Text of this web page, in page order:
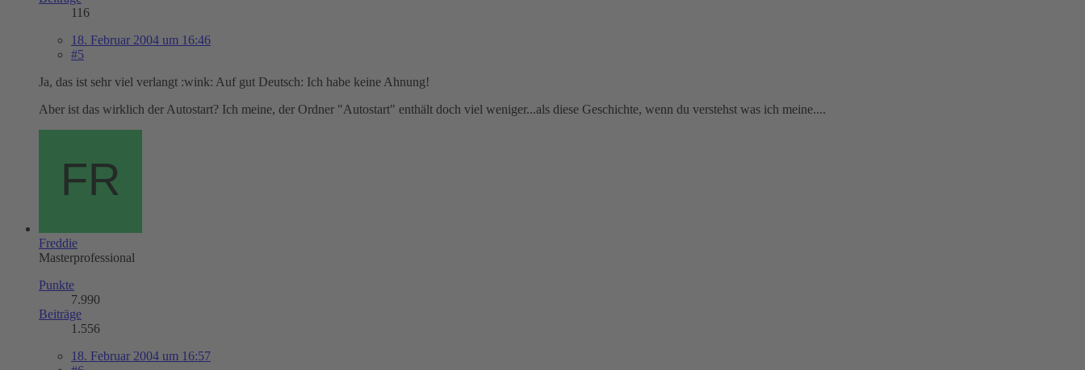
116
18. Februar 2004 um 16:46
#5
Ja, das ist sehr viel verlangt :wink: Auf gut Deutsch: Ich habe keine Ahnung!
Aber ist das wirklich der Autostart? Ich meine, der Ordner "Autostart" enthält doch viel weniger...als diese Geschichte, wenn du verstehst was ich meine....
Freddie
Masterprofessional
Punkte
7.990
Beiträge
1.556
18. Februar 2004 um 16:57